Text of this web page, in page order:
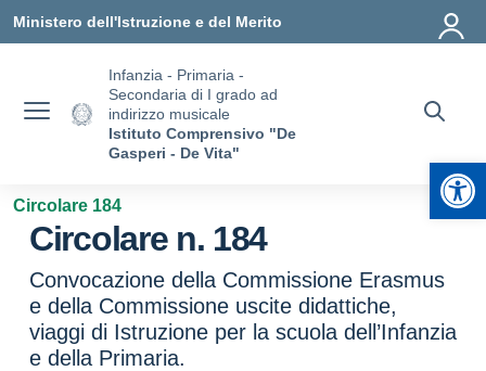
Ministero dell'Istruzione e del Merito
Infanzia - Primaria -
Secondaria di I grado ad
indirizzo musicale
Istituto Comprensivo "De
Gasperi - De Vita"
Circolare 184
Circolare n. 184
Convocazione della Commissione Erasmus
e della Commissione uscite didattiche,
viaggi di Istruzione per la scuola dell’Infanzia
e della Primaria.